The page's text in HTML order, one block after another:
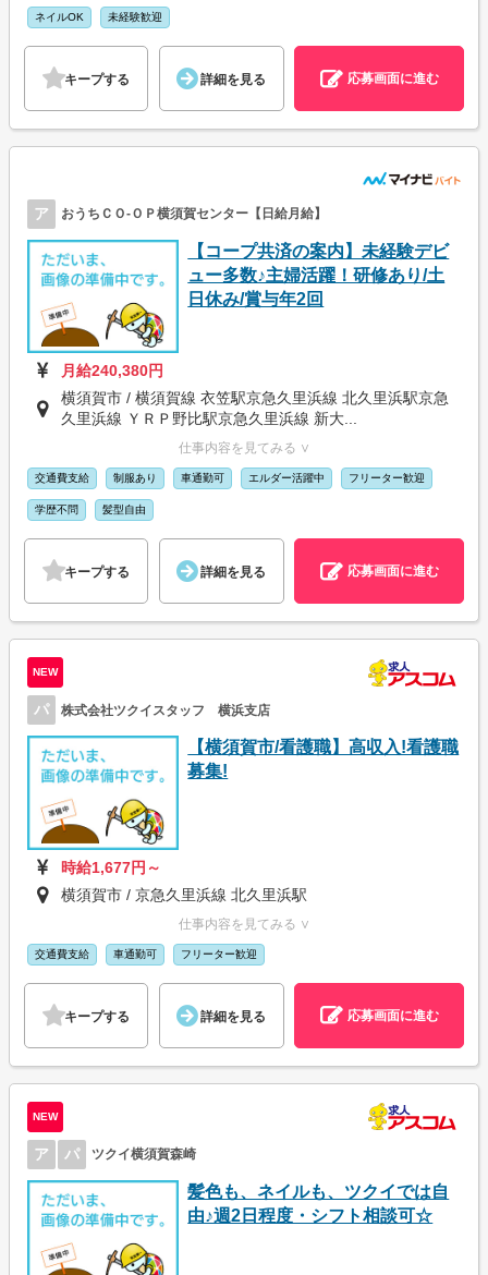
ネイルOK 未経験歓迎
キープする 詳細を見る 応募画面に進む
ア おうちＣＯ-ＯＰ横須賀センター【日給月給】
【コープ共済の案内】未経験デビ
ュー多数♪主婦活躍！研修あり/土
日休み/賞与年2回
月給240,380円
横須賀市 / 横須賀線 衣笠駅京急久里浜線 北久里浜駅京急
久里浜線 ＹＲＰ野比駅京急久里浜線 新大...
仕事内容を見てみる ∨
交通費支給 制服あり 車通勤可 エルダー活躍中 フリーター歓迎
学歴不問 髪型自由
キープする 詳細を見る 応募画面に進む
NEW
パ 株式会社ツクイスタッフ 横浜支店
【横須賀市/看護職】高収入!看護職
募集!
時給1,677円～
横須賀市 / 京急久里浜線 北久里浜駅
仕事内容を見てみる ∨
交通費支給 車通勤可 フリーター歓迎
キープする 詳細を見る 応募画面に進む
NEW
ア パ ツクイ横須賀森崎
髪色も、ネイルも、ツクイでは自
由♪週2日程度・シフト相談可☆